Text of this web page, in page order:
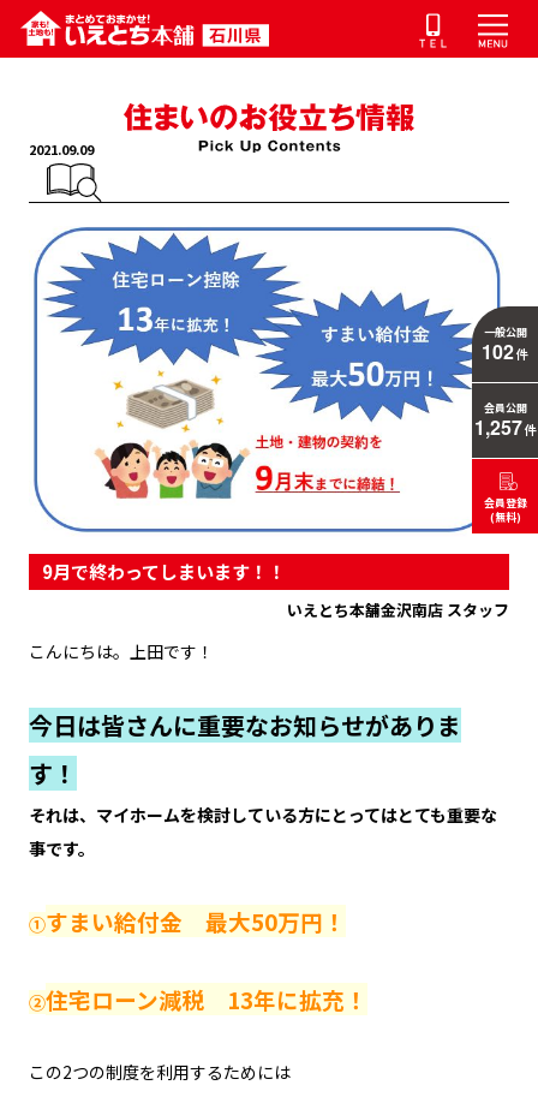
2021.09.09
9月で終わってしまいます！！
いえとち本舗金沢南店 スタッフ
こんにちは。上田です！
今日は皆さんに重要なお知らせがありま
す！
それは、マイホームを検討している方にとってはとても重要な
事です。
①すまい給付金 最大50万円！
②住宅ローン減税 13年に拡充！
この2つの制度を利用するためには
一般公開
102件
会員公開
1,257件
会員登録
(無料)